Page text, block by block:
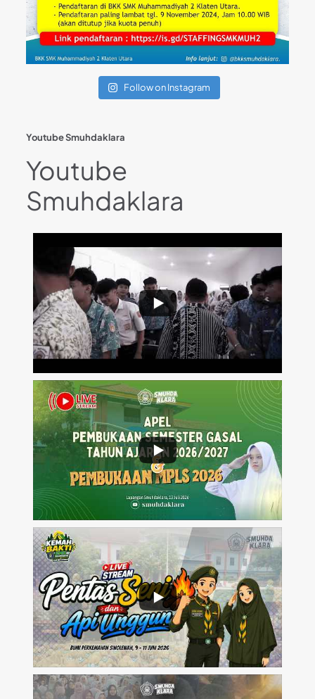
Follow on Instagram
Youtube Smuhdaklara
Youtube
Smuhdaklara